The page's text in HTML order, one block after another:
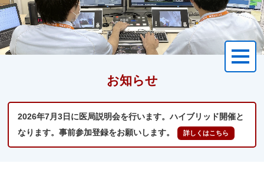
お知らせ
2026年7月3日に医局説明会を行います。ハイブリッド開催と
なります。事前参加登録をお願いします。